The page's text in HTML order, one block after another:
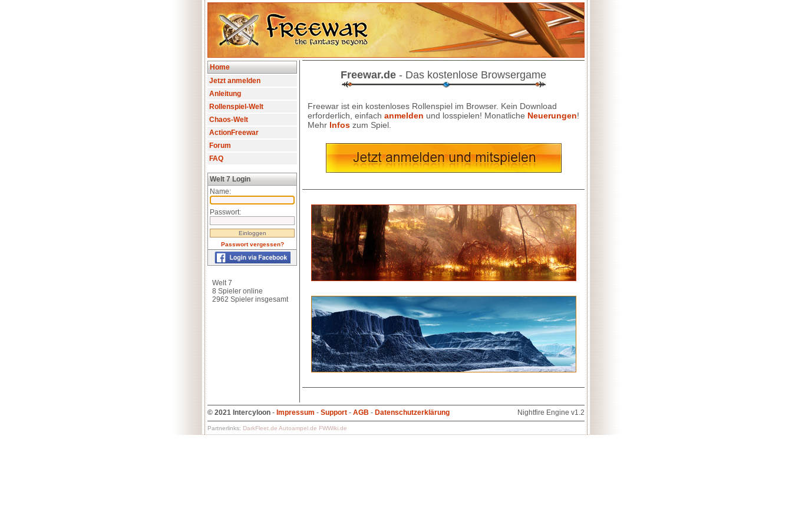
Home
Jetzt anmelden
Anleitung
Rollenspiel-Welt
Chaos-Welt
ActionFreewar
Forum
FAQ
Welt 7 Login
Name:
Passwort:
Passwort vergessen?
Freewar.de - Das kostenlose Browsergame
Freewar ist ein kostenloses Rollenspiel im Browser. Kein Download
erforderlich, einfach anmelden und losspielen! Monatliche Neuerungen!
Mehr Infos zum Spiel.
© 2021 Intercyloon - Impressum - Support - AGB - Datenschutzerklärung Nightfire Engine v1.2
Partnerlinks: DarkFleet.de Autoampel.de FWWiki.de